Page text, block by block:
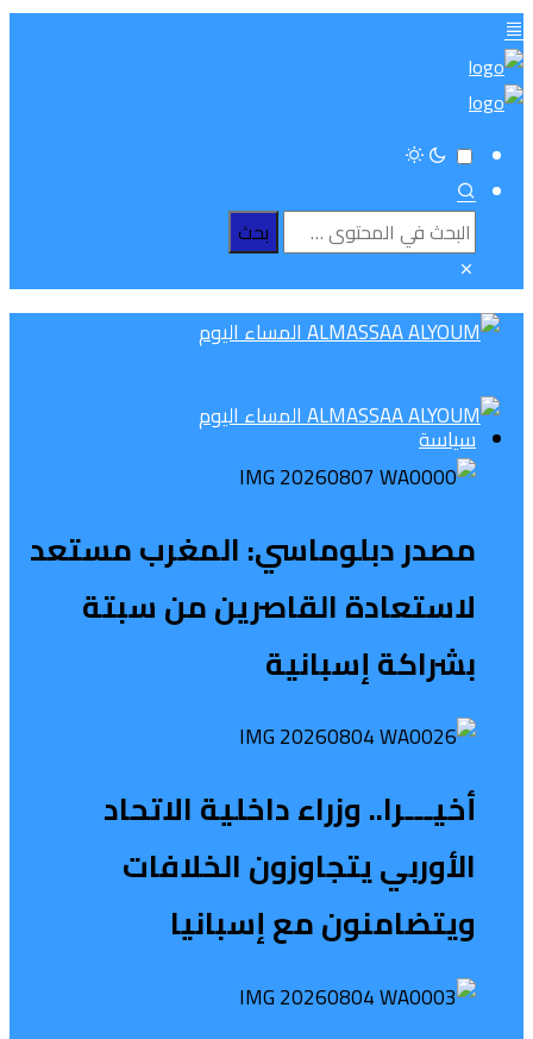
سياسة
مصدر دبلوماسي: المغرب مستعد
لاستعادة القاصرين من سبتة
بشراكة إسبانية
أخيـــرا.. وزراء داخلية الاتحاد
الأوربي يتجاوزون الخلافات
ويتضامنون مع إسبانيا